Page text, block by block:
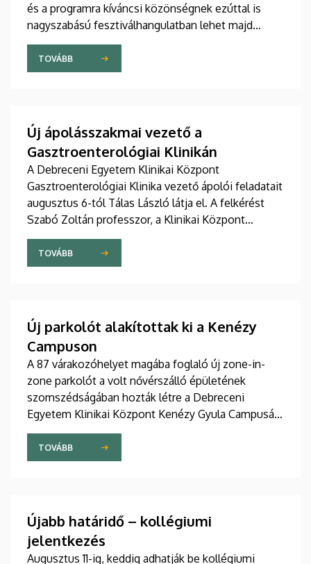
és a programra kíváncsi közönségnek ezúttal is
nagyszabású fesztiválhangulatban lehet majd
része, grandiózus tanévnyitó stadionshow-n
vehetnek részt szeptember közepén.
TOVÁBB
Új ápolásszakmai vezető a
Gasztroenterológiai Klinikán
A Debreceni Egyetem Klinikai Központ
Gasztroenterológiai Klinika vezető ápolói feladatait
augusztus 6-tól Tálas László látja el. A felkérést
Szabó Zoltán professzor, a Klinikai Központ
elnöke, valamint Szőllősi Anna ápolási és
szakdolgozói igazgató adta át pénteken
ünnepélyes keretek között az Elnöki Hivatalban.
TOVÁBB
Új parkolót alakítottak ki a Kenézy
Campuson
A 87 várakozóhelyet magába foglaló új zone-in-
zone parkolót a volt nővérszálló épületének
szomszédságában hozták létre a Debreceni
Egyetem Klinikai Központ Kenézy Gyula Campusán.
Az új területet várhatóan augusztusban nyitják meg
a járművek előtt.
TOVÁBB
Újabb határidő – kollégiumi
jelentkezés
Augusztus 11-ig, keddig adhatják be kollégiumi